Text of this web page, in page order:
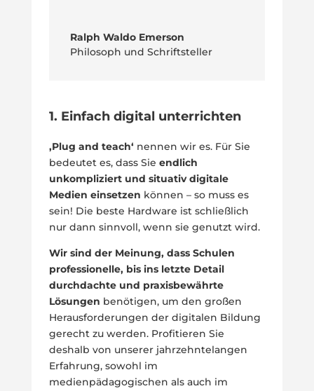
Ralph Waldo Emerson
Philosoph und Schriftsteller
1. Einfach digital unterrichten
‚Plug and teach‘ nennen wir es. Für Sie
bedeutet es, dass Sie endlich
unkompliziert und situativ digitale
Medien einsetzen können – so muss es
sein! Die beste Hardware ist schließlich
nur dann sinnvoll, wenn sie genutzt wird.
Wir sind der Meinung, dass Schulen
professionelle, bis ins letzte Detail
durchdachte und praxisbewährte
Lösungen benötigen, um den großen
Herausforderungen der digitalen Bildung
gerecht zu werden. Profitieren Sie
deshalb von unserer jahrzehntelangen
Erfahrung, sowohl im
medienpädagogischen als auch im